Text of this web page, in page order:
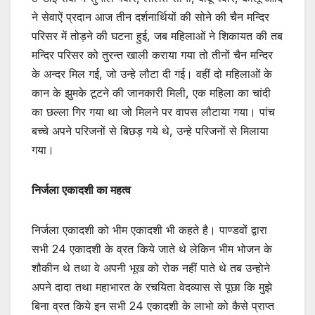
ने सेवाऐं प्रदान आज तीन दर्शनार्थियों की सोने की चैन मन्दिर
परिसर में तोड़ने की घटना हुई, जब महिलाओं ने शिकायत की तब
मन्दिर परिसर को तुरन्त खाली कराया गया तो तीनों चैन मन्दिर
के अन्दर मिल गई, जो उन्हे लौटा दी गई। वहीं दो महिलाओं के
कान के झुमके टूटने की जानकारी मिली, एक महिला का चांदी
का छल्ला गिर गया था जो मिलने पर वापस लौटाया गया। पांच
बच्चे अपने परिजनों से बिछड़ गये थे, उन्हे परिजनों से मिलाया
गया।
निर्जला एकादशी का महत्व
निर्जला एकादशी को भीम एकादशी भी कहते है। पाण्डवों द्वारा
सभी 24 एकादशी के व्रत किये जाते थे लेकिन भीम भोजन के
शौकीन थे तथा वे अपनी भूख को रोक नहीं पाते थे तब उन्होने
अपने दादा तथा महाभारत के रचयिता वेदव्यास से पूछा कि मुझे
बिना व्रत किये इन सभी 24 एकादशी के लाभो को कैसे प्राप्त